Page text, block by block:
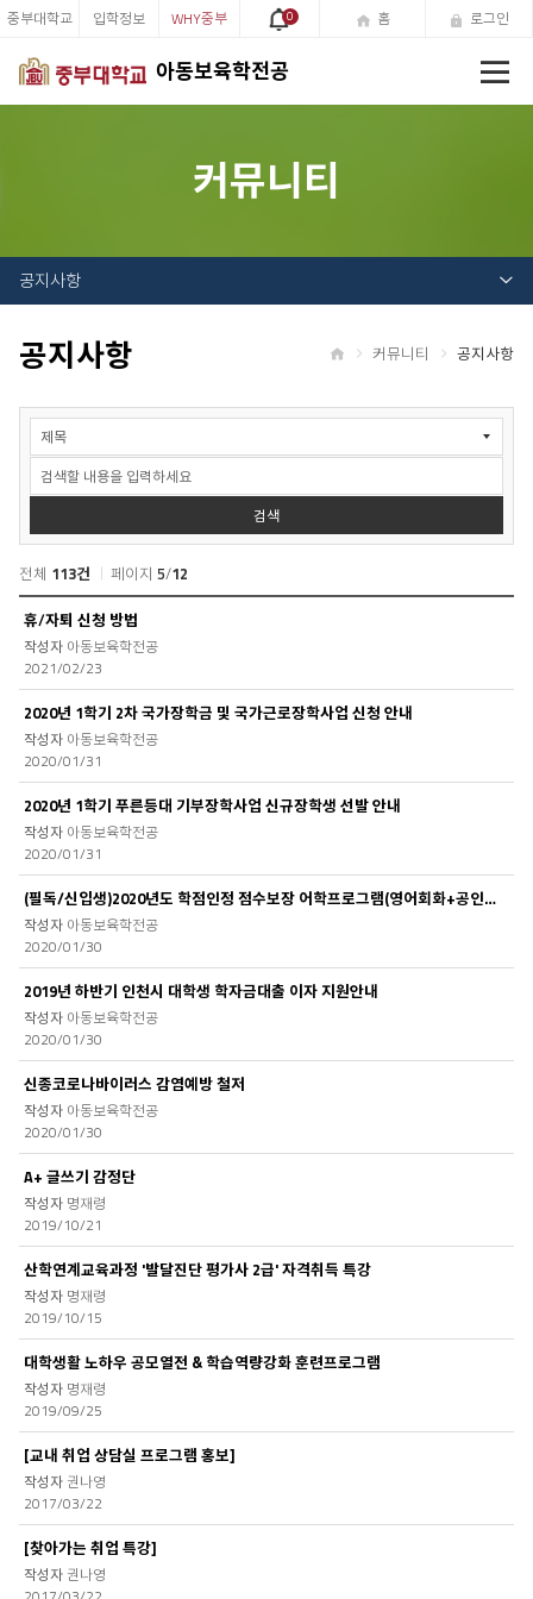
아동보육학전공
중부대학교 입학정보 WHY중부 0 홈 로그인
커뮤니티
공지사항
공지사항 커뮤니티 공지사항
공
항
색
검색
전체 113건 페이지5/12
공
지
사
항
목
록
휴/자퇴 신청 방법
아동보육학전공
2021/02/23
2020년 1학기 2차 국가장학금 및 국가근로장학사업 신청 안내
아동보육학전공
2020/01/31
2020년 1학기 푸른등대 기부장학사업 신규장학생 선발 안내
아동보육학전공
2020/01/31
(필독/신입생)2020년도 학점인정 점수보장 어학프로그램(영어회화+공인어학시험)
아동보육학전공
2020/01/30
2019년 하반기 인천시 대학생 학자금대출 이자 지원안내
아동보육학전공
2020/01/30
신종코로나바이러스 감염예방 철저
아동보육학전공
2020/01/30
A+ 글쓰기 감정단
명재령
2019/10/21
산학연계교육과정 '발달진단 평가사 2급' 자격취득 특강
명재령
2019/10/15
대학생활 노하우 공모열전 & 학습역량강화 훈련프로그램
명재령
2019/09/25
[교내 취업 상담실 프로그램 홍보]
권나영
2017/03/22
[찾아가는 취업 특강]
권나영